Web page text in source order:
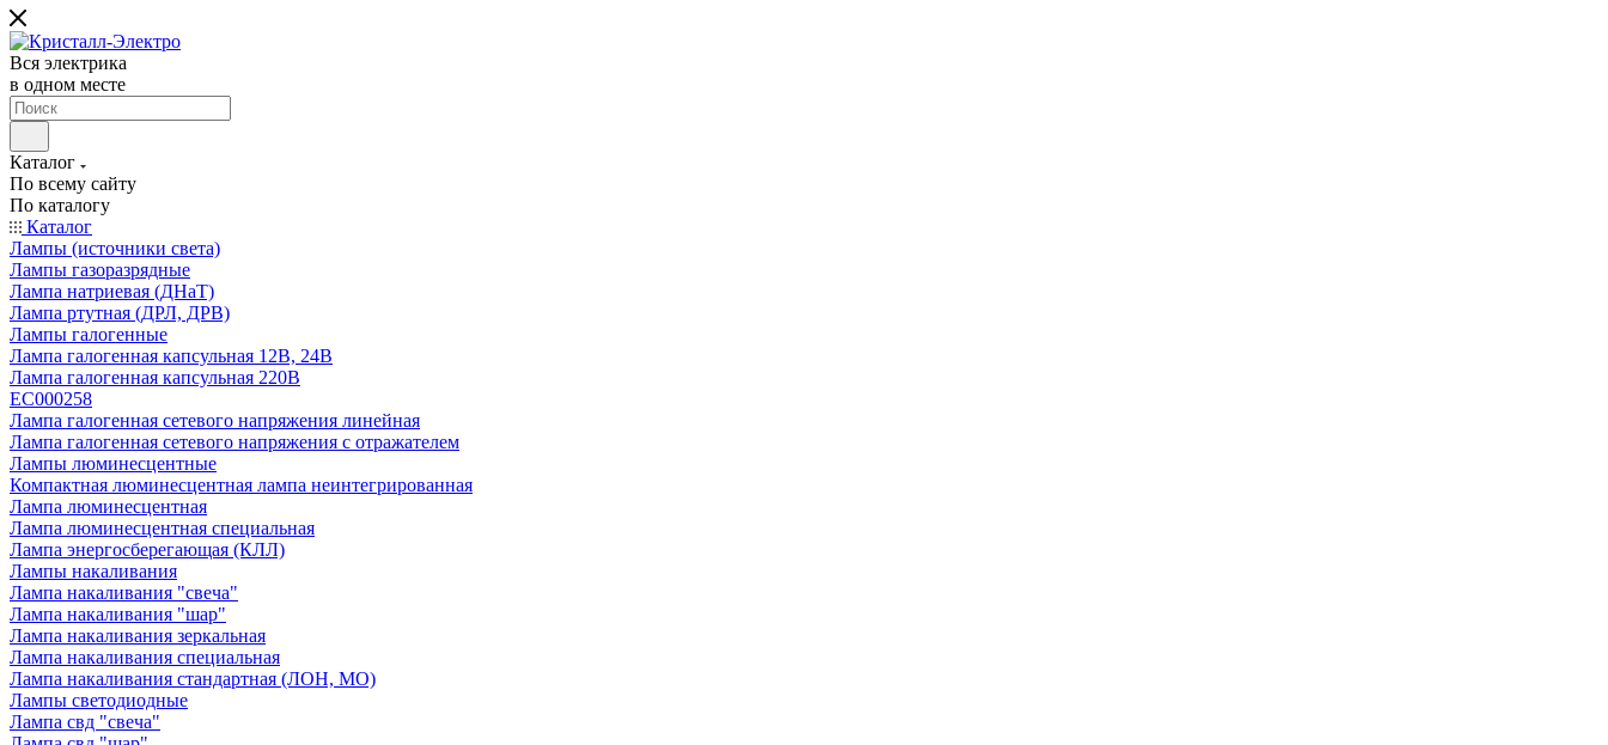
Вся электрика
в одном месте
Каталог
По всему сайту
По каталогу
Каталог
Лампы (источники света)
Лампы газоразрядные
Лампа натриевая (ДНаТ)
Лампа ртутная (ДРЛ, ДРВ)
Лампы галогенные
Лампа галогенная капсульная 12В, 24В
Лампа галогенная капсульная 220В
EC000258
Лампа галогенная сетевого напряжения линейная
Лампа галогенная сетевого напряжения с отражателем
Лампы люминесцентные
Компактная люминесцентная лампа неинтегрированная
Лампа люминесцентная
Лампа люминесцентная специальная
Лампа энергосберегающая (КЛЛ)
Лампы накаливания
Лампа накаливания "свеча"
Лампа накаливания "шар"
Лампа накаливания зеркальная
Лампа накаливания специальная
Лампа накаливания стандартная (ЛОН, МО)
Лампы светодиодные
Лампа свд "свеча"